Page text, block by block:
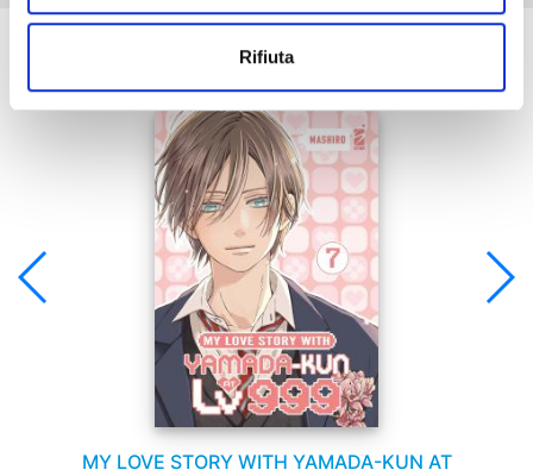
Rifiuta
Se ti è piaciuto prova anche:
MY LOVE STORY WITH YAMADA-KUN AT